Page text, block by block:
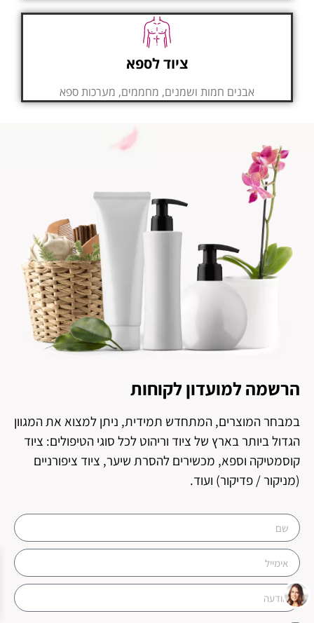
ציוד לספא
אבנים חמות ושמנים, מחממים, מערכות ספא
הרשמה למועדון לקוחות
במבחר המוצרים, המתחדש תמידית, ניתן למצוא את המגוון
הגדול ביותר בארץ של ציוד וריהוט לכל סוגי הטיפולים: ציוד
קוסמטיקה וספא, מכשירים להסרת שיער, ציוד ציפורניים
(מניקור / פדיקור) ועוד.